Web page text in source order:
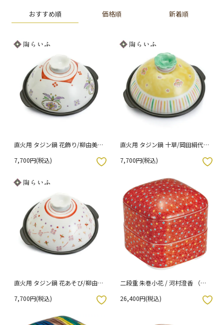
おすすめ順 価格順 新着順
直火用 タジン鍋 花飾り/柳由美子
7,700円(税込)
直火用 タジン鍋 十草/岡田絹代
7,700円(税込)
お気に入りボタン
直火用 タジン鍋 花あそび/柳由美
7,700円(税込)
二段重 朱巻小花 / 河村澄香 （化
26,400円(税込)
お気に入りボタン